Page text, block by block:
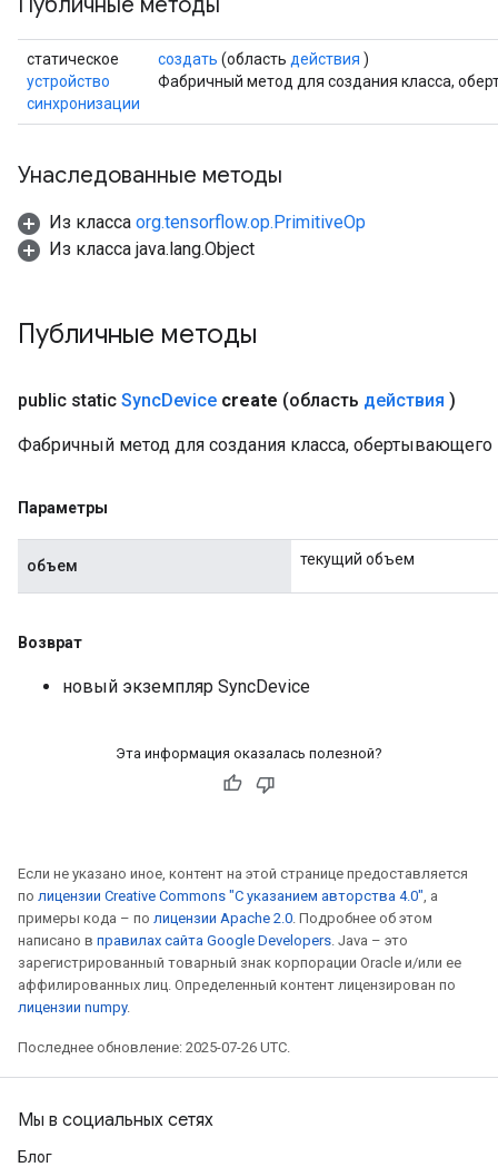
статическое
устройство
синхронизации
создать (область действия )
Фабричный метод для создания класса,
Унаследованные методы
Из класса org.tensorflow.op.PrimitiveOp
Из класса java.lang.Object
Публичные методы
public static SyncDevice create (область действия )
Фабричный метод для создания класса,
Параметры
объем текущий объем
Возврат
новый экземпляр SyncDevice
Эта информация оказалась полезной?
Если не указано иное, контент на этой странице предоставляется
по лицензии Creative Commons "С указанием авторства 4.0", а
примеры кода – по лицензии Apache 2.0. Подробнее об этом
написано в правилах сайта Google Developers. Java – это
зарегистрированный товарный знак корпорации Oracle и/или ее
аффилированных лиц. Определенный контент лицензирован по
лицензии numpy.
Последнее обновление: 2025-07-26 UTC.
Мы в социальных сетях
Блог